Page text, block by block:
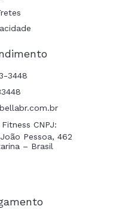
3448
CNPJ:
Pessoa, 462
– Brasil